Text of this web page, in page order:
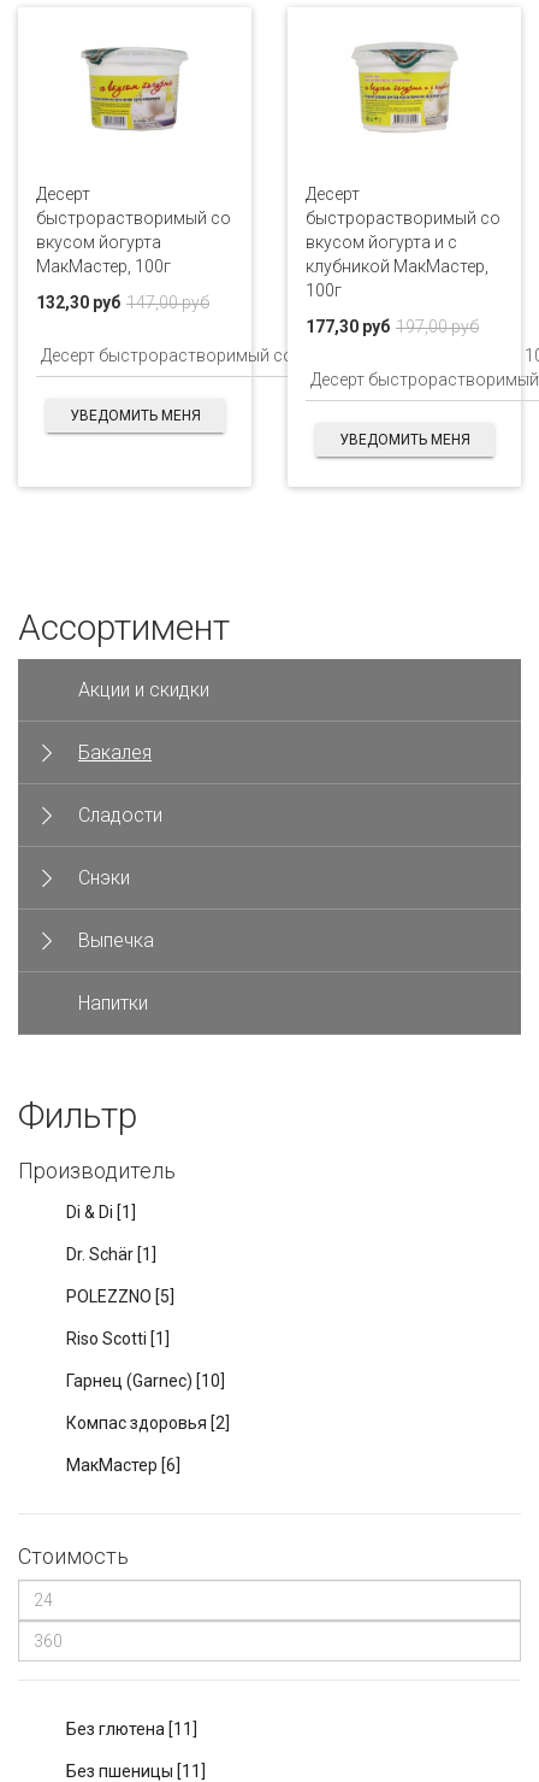
Десерт
быстрорастворимый со
вкусом йогурта
МакМастер, 100г
147,00 руб
132,30 руб
УВЕДОМИТЬ МЕНЯ
Десерт
быстрорастворимый со
вкусом йогурта и с
клубникой МакМастер,
100г
197,00 руб
177,30 руб
УВЕДОМИТЬ МЕНЯ
Ассортимент
Акции и скидки
Бакалея
Сладости
Снэки
Выпечка
Напитки
Фильтр
Производитель
Di & Di [1]
Dr. Schär [1]
POLEZZNO [5]
Riso Scotti [1]
Гарнец (Garnec) [10]
Компас здоровья [2]
МакМастер [6]
Стоимость
Без глютена [11]
Без пшеницы [11]